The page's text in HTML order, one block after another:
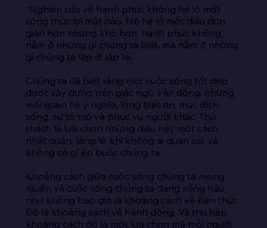
“Nghiên cứu về hạnh phúc không hé lộ một
công thức bí mật nào. Nó hé lộ một điều đơn
giản hơn nhưng khó hơn: hạnh phúc không
nằm ở những gì chúng ta biết, mà nằm ở những
gì chúng ta lặp đi lặp lại.
Chúng ta đã biết rằng một cuộc sống tốt đẹp
được xây dựng trên giấc ngủ, vận động, những
mối quan hệ ý nghĩa, lòng biết ơn, mục đích
sống, sự tò mò và phục vụ người khác. Thử
thách là lựa chọn những điều này một cách
nhất quán, lặng lẽ, khi không ai quan sát và
không có gì ép buộc chúng ta.
Khoảng cách giữa cuộc sống chúng ta mong
muốn và cuộc sống chúng ta đang sống hầu
như không bao giờ là khoảng cách về kiến thức.
Đó là khoảng cách về hành động. Và thu hẹp
khoảng cách đó là một lựa chọn mà mỗi người